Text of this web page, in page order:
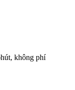
không phí